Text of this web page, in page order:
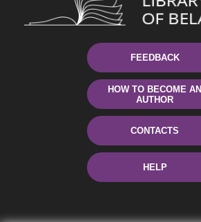
FEEDBACK
HOW TO BECOME AN
AUTHOR
CONTACTS
HELP